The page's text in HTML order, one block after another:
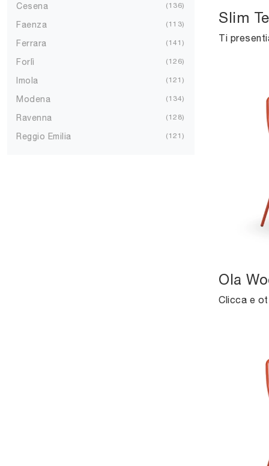
Cesena 136
Faenza 113
Ferrara 141
Forlì 126
Imola 121
Modena 134
Ravenna 128
Reggio Emilia 121
Slim
Ola